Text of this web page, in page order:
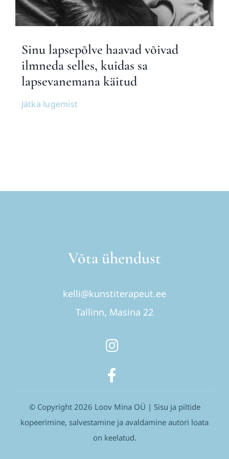
Sinu lapsepõlve haavad võivad
ilmneda selles, kuidas sa
lapsevanemana käitud
Jätka lugemist
Võta ühendust
kelli@kunstiterapeut.ee
Tallinn, Masina 22
© Copyright 2026 Loov Mina OÜ | Sisu ja piltide
kopeerimine, salvestamine ja avaldamine autori loata
on keelatud.